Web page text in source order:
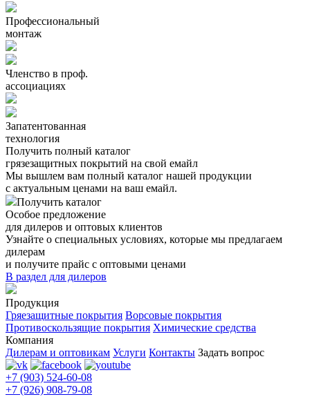
Профессиональный
монтаж
Членство в проф.
ассоциациях
Запатентованная
технология
Получить полный каталог
грязезащитных покрытий на свой емайл
Мы вышлем вам полный каталог нашей продукции
с актуальным ценами на ваш емайл.
Получить каталог
Особое предложение
для дилеров и оптовых клиентов
Узнайте о специальных условиях, которые мы предлагаем
дилерам
и получите прайс с оптовыми ценами
В раздел для дилеров
Продукция
Гряезащитные покрытия Ворсовые покрытия
Противоскользящие покрытия Химические средства
Компания
Дилерам и оптовикам Услуги Контакты Задать вопрос
+7 (903) 524-60-08
+7 (926) 908-79-08